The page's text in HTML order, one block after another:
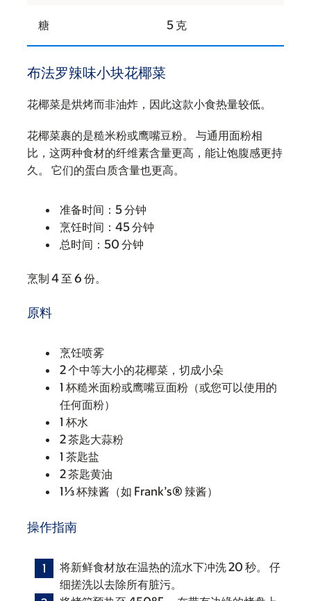
糖 5 克
布法罗辣味小块花椰菜
花椰菜是烘烤而非油炸，因此这款小食热量较低。
花椰菜裹的是糙米粉或鹰嘴豆粉。 与通用面粉相
比，这两种食材的纤维素含量更高，能让饱腹感更持
久。 它们的蛋白质含量也更高。
准备时间：5 分钟
烹饪时间：45 分钟
总时间：50 分钟
烹制 4 至 6 份。
原料
烹饪喷雾
2 个中等大小的花椰菜，切成小朵
1 杯糙米面粉或鹰嘴豆面粉（或您可以使用的
任何面粉）
1 杯水
2 茶匙大蒜粉
1 茶匙盐
2 茶匙黄油
1⅓ 杯辣酱（如 Frank’s® 辣酱）
操作指南
将新鲜食材放在温热的流水下冲洗 20 秒。 仔
细搓洗以去除所有脏污。